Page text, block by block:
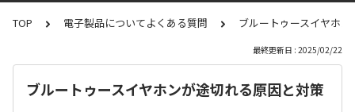
TOP 電子製品についてよくある質問 ブルートゥースイヤホ
最終更新日 : 2025/02/22
ブルートゥースイヤホンが途切れる原因と対策